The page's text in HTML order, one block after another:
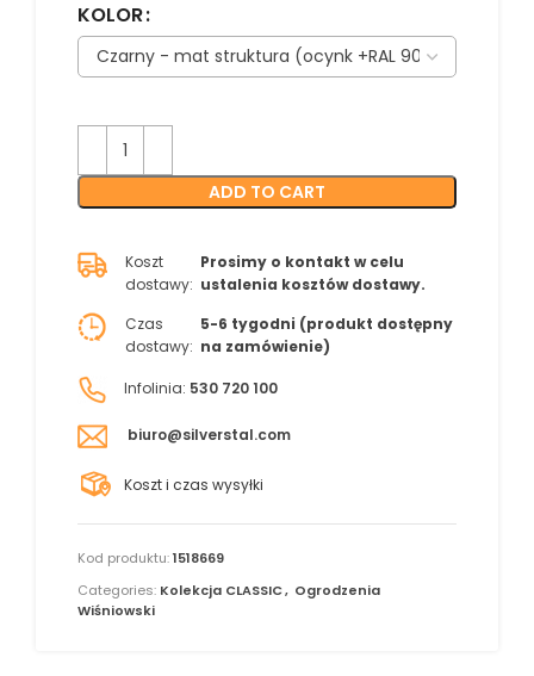
KOLOR
ADD TO CART
Koszt
dostawy:
Prosimy o kontakt w celu
ustalenia kosztów dostawy.
Czas
dostawy:
5-6 tygodni (produkt dostępny
na zamówienie)
Infolinia: 530 720 100
biuro@silverstal.com
Koszt i czas wysyłki
Kod produktu:1518669
Categories: Kolekcja CLASSIC, Ogrodzenia
Wiśniowski